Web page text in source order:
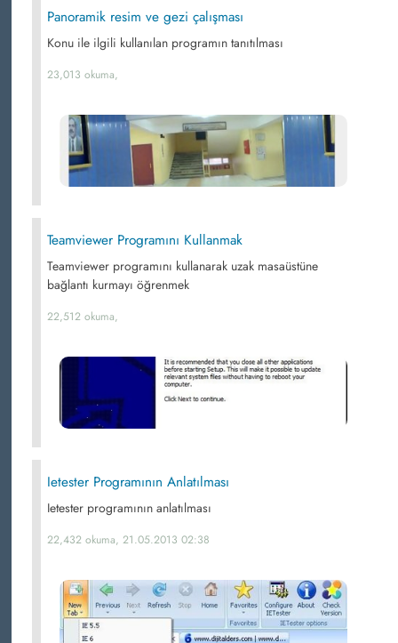
Panoramik resim ve gezi çalışması
Konu ile ilgili kullanılan programın tanıtılması
23,013 okuma,
Teamviewer Programını Kullanmak
Teamviewer programını kullanarak uzak masaüstüne
bağlantı kurmayı öğrenmek
22,512 okuma,
Ietester Programının Anlatılması
Ietester programının anlatılması
22,432 okuma, 21.05.2013 02:38